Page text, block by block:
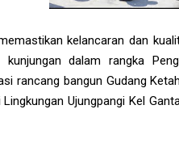
kelancaran dan
dalam rangka
rancang bangun Gudang
Ujungpangi Kel